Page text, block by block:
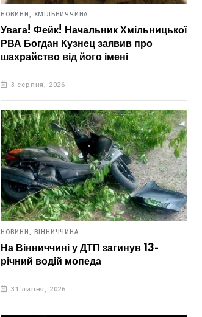
НОВИНИ, ХМІЛЬНИЧЧИНА
Увага! Фейк! Начальник Хмільницької
РВА Богдан Кузнец заявив про
шахрайство від його імені
3 серпня, 2026
НОВИНИ, ВІННИЧЧИНА
На Вінниччині у ДТП загинув 13-
річний водій мопеда
31 липня, 2026